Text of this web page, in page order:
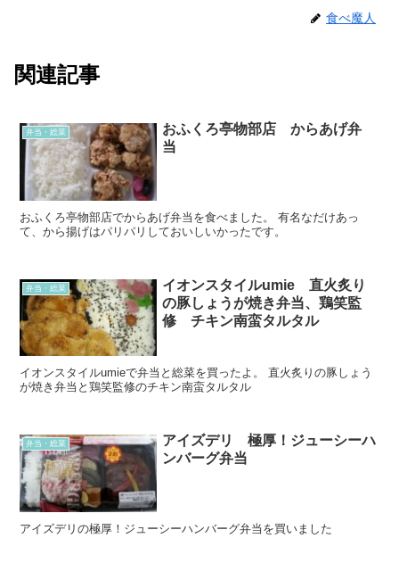
食べ魔人
関連記事
弁当・総菜
おふくろ亭物部店 からあげ弁
当
おふくろ亭物部店でからあげ弁当を食べました。 有名なだけあっ
て、から揚げはパリパリしておいしいかったです。
弁当・総菜
イオンスタイルumie 直火炙り
の豚しょうが焼き弁当、鶏笑監
修 チキン南蛮タルタル
イオンスタイルumieで弁当と総菜を買ったよ。 直火炙りの豚しょう
が焼き弁当と鶏笑監修のチキン南蛮タルタル
弁当・総菜
アイズデリ 極厚！ジューシーハ
ンバーグ弁当
アイズデリの極厚！ジューシーハンバーグ弁当を買いました